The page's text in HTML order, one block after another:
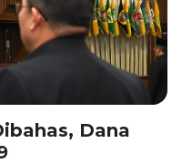
Dana